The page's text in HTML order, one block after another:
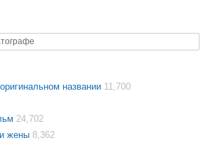
названии 11,700
24,702
жены 8,362